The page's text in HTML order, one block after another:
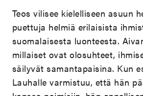
Teos vilisee kielelliseen asuun
puettuja helmiä erilaisista
suomalaisesta luonteesta.
millaiset ovat olosuhteet,
säilyvät samantapaisina. Kun
Lauhalle varmistuu, että hän